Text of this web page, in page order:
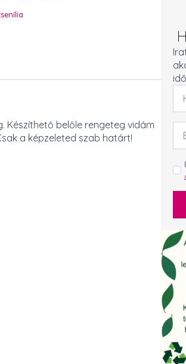
Készíthető belőle rengeteg vidám
a képzeleted szab határt!
cím
*